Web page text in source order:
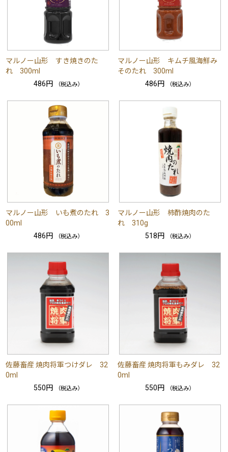
マルノー山形 すき焼きのた
れ 300ml
486円
（税込み）
マルノー山形 キムチ風海鮮み
そのたれ 300ml
486円
（税込み）
マルノー山形 いも煮のたれ 3
00ml
486円
（税込み）
マルノー山形 柿酢焼肉のた
れ 310g
518円
（税込み）
佐藤畜産 焼肉将軍つけダレ 32
0ml
550円
（税込み）
佐藤畜産 焼肉将軍もみダレ 32
0ml
550円
（税込み）